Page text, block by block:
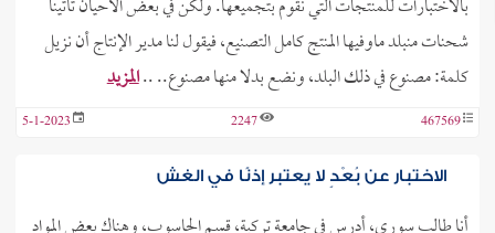
بالاختبارات للمنتجات التي نقوم بتجميعها. ولكن في بعض الأحيان تأتينا
شحنات منبلد ماوفيها المنتج كامل التصنيع، فيقول لنا مدير الإنتاج أن نزيل
كلمة: مصنوع في ذلك البلد، ونضع بدلا منها مصنوع.. ..المزيد
467569
2247
5-1-2023
الاختبار عن بُعْدٍ لا يعتبر إذنًا في الغش